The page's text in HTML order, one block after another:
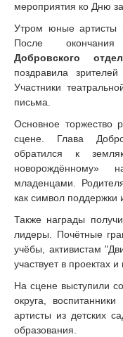
мероприятия ко Дню
Утром юные артисты
После
Добровского
поздравила
Участники
письма.
Основное торжество
сцене. Глава
обратился к
младенцами.
как символ поддержки
Также награды
лидеры. Почётные
учёбы, активистам
участвует в проектах
На сцене выступили
округа,
артисты из детских
образования.